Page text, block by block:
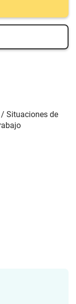
Situaciones de